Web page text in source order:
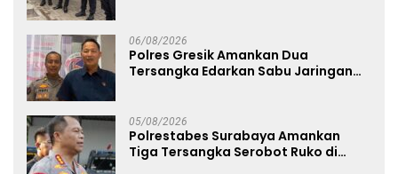
06/08/2026
Polres Gresik Amankan Dua
Tersangka Edarkan Sabu Jaringan
05/08/2026
Polrestabes Surabaya Amankan
Tiga Tersangka Serobot Ruko di